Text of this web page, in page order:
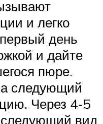
и легко
день
и дайте
пюре.
следующий
Через 4-5
вид